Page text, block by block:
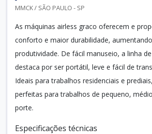
MMCK / SÃO PAULO - SP
As máquinas airless graco oferecem e
conforto e maior durabilidade,
produtividade. De fácil manuseio, a linha
destaca por ser portátil, leve e fácil de
Ideais para trabalhos residenciais e
perfeitas para trabalhos de pequeno,
porte.
Especificações técnicas